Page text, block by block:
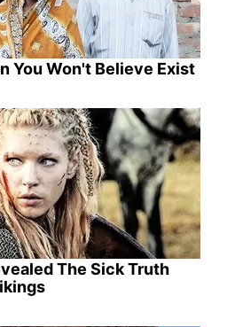
You Won't Believe Exist
The Sick Truth